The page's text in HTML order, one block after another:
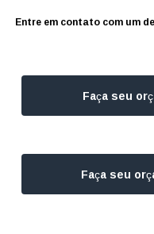
Entre em contato com um
Faça seu
Faça seu